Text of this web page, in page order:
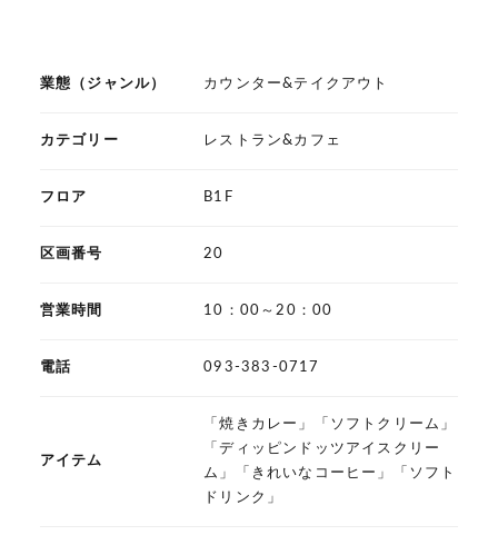
業態（ジャンル） カウンター&テイクアウト
カテゴリー レストラン&カフェ
フロア B1F
区画番号 20
営業時間 10：00～20：00
電話 093-383-0717
アイテム
「焼きカレー」「ソフトクリーム」
「ディッピンドッツアイスクリー
ム」「きれいなコーヒー」「ソフト
ドリンク」